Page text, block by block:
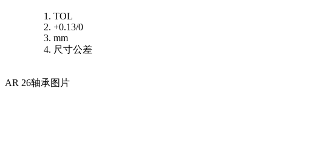
TOL
+0.13/0
mm
尺寸公差
AR 26轴承图片